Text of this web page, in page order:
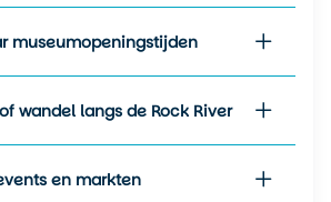
en
of
museumopeningstijden
wandel langs de Rock River
en markten